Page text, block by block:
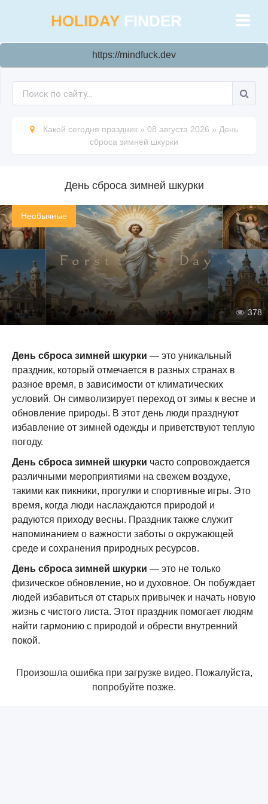
HOLIDAY FINDER
https://mindfuck.dev
Какой сегодня праздник » 08 августа 2026 » День
сброса зимней шкурки
День сброса зимней шкурки
Необычные
378
День сброса зимней шкурки — это уникальный
праздник, который отмечается в разных странах в
разное время, в зависимости от климатических
условий. Он символизирует переход от зимы к весне и
обновление природы. В этот день люди празднуют
избавление от зимней одежды и приветствуют теплую
погоду.
День сброса зимней шкурки часто сопровождается
различными мероприятиями на свежем воздухе,
такими как пикники, прогулки и спортивные игры. Это
время, когда люди наслаждаются природой и
радуются приходу весны. Праздник также служит
напоминанием о важности заботы о окружающей
среде и сохранения природных ресурсов.
День сброса зимней шкурки — это не только
физическое обновление, но и духовное. Он побуждает
людей избавиться от старых привычек и начать новую
жизнь с чистого листа. Этот праздник помогает людям
найти гармонию с природой и обрести внутренний
покой.
Произошла ошибка при загрузке видео. Пожалуйста,
попробуйте позже.